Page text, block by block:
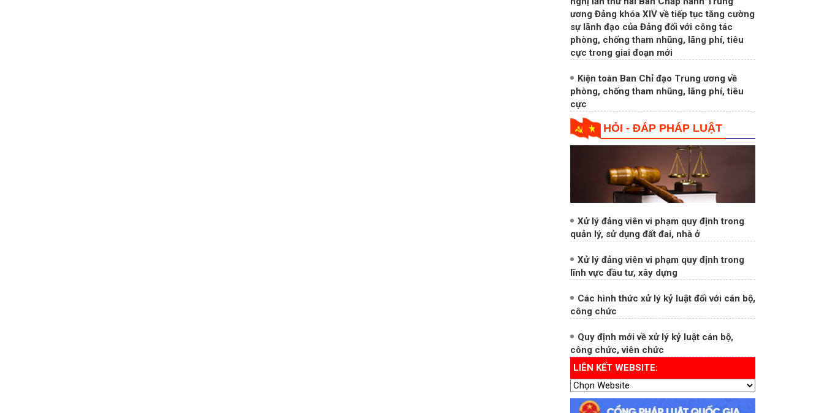
ương Đảng khóa XIV về tiếp tục tăng cường
sự lãnh đạo của Đảng đối với công tác
phòng, chống tham nhũng, lãng phí, tiêu
cực trong giai đoạn mới
Kiện toàn Ban Chỉ đạo Trung ương về
phòng, chống tham nhũng, lãng phí, tiêu
cực
HỎI - ĐÁP PHÁP LUẬT
Xử lý đảng viên vi phạm quy định trong
quản lý, sử dụng đất đai, nhà ở
Xử lý đảng viên vi phạm quy định trong
lĩnh vực đầu tư, xây dựng
Các hình thức xử lý kỷ luật đối với cán bộ,
công chức
Quy định mới về xử lý kỷ luật cán bộ,
công chức, viên chức
LIÊN KẾT WEBSITE: